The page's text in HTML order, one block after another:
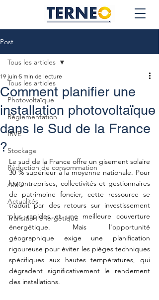
Post
Tous les articles
Photovoltaïque
Réglementation
IRVE
Stockage
Réduction de consommation
AMO
Actualités
Transition énergétique
Tous les articles
Comment planifier une
installation photovoltaïque
dans le Sud de la France
?
19 juin 5 min de lecture
Le sud de la France offre un gisement solaire
30 % supérieur à la moyenne nationale. Pour
les entreprises, collectivités et gestionnaires
de patrimoine foncier, cette ressource se
traduit par des retours sur investissement
plus rapides et une meilleure couverture
énergétique. Mais l'opportunité
géographique exige une planification
rigoureuse pour éviter les pièges techniques
spécifiques aux hautes températures, qui
dégradent significativement le rendement
des installations.